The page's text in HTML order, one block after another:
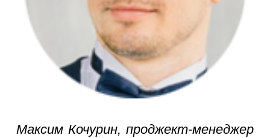
Максим Кочурин, проджект-менеджер